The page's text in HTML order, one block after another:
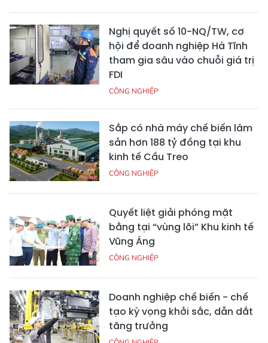
Nghị quyết số 10-NQ/TW, cơ
hội để doanh nghiệp Hà Tĩnh
tham gia sâu vào chuỗi giá trị
FDI
CÔNG NGHIỆP
Sắp có nhà máy chế biến lâm
sản hơn 188 tỷ đồng tại khu
kinh tế Cầu Treo
CÔNG NGHIỆP
Quyết liệt giải phóng mặt
bằng tại “vùng lõi” Khu kinh tế
Vũng Áng
CÔNG NGHIỆP
Doanh nghiệp chế biến - chế
tạo kỳ vọng khởi sắc, dẫn dắt
tăng trưởng